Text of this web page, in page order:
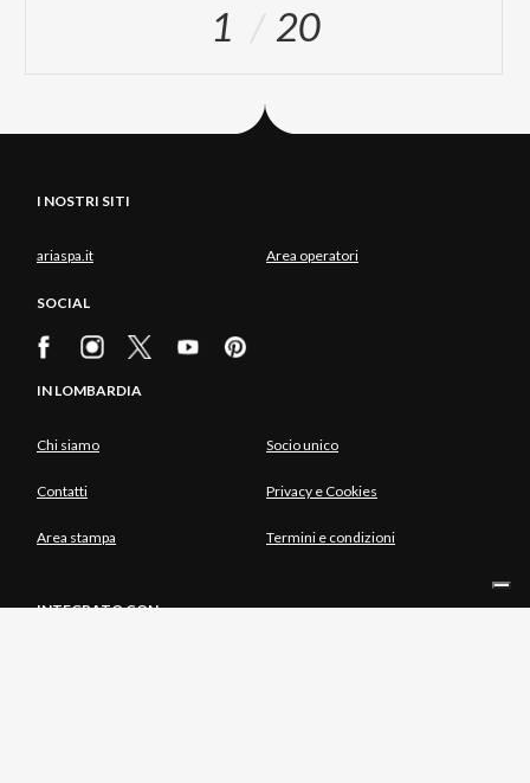
1 20
I NOSTRI SITI
ariaspa.it Area operatori
SOCIAL
IN LOMBARDIA
Chi siamo Socio unico
Contatti Privacy e Cookies
Area stampa Termini e condizioni
INTEGRATO CON